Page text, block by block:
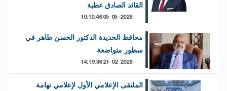
القائد الصادق عطية
05-05-2026 10:10:46
محافظ الحديدة الدكتور الحسن طاهر في
سطور متواضعة
21-02-2026 14:19:36
الملتقى الإعلامي الأول لإعلامي تهامة